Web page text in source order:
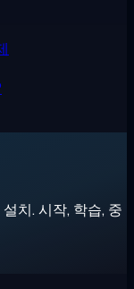
치. 시작, 학습, 중